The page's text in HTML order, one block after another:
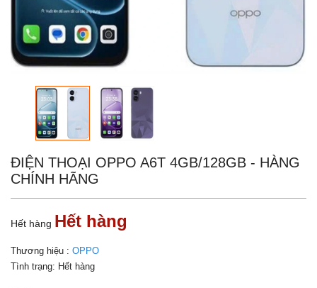
ĐIỆN THOẠI OPPO A6T 4GB/128GB - HÀNG
CHÍNH HÃNG
Hết hàng Hết hàng
Thương hiệu : OPPO
Tình trạng: Hết hàng